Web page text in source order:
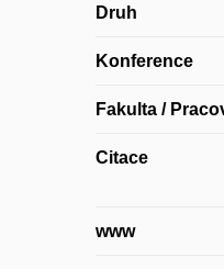
Druh
Konference
Fakulta /
Citace
www